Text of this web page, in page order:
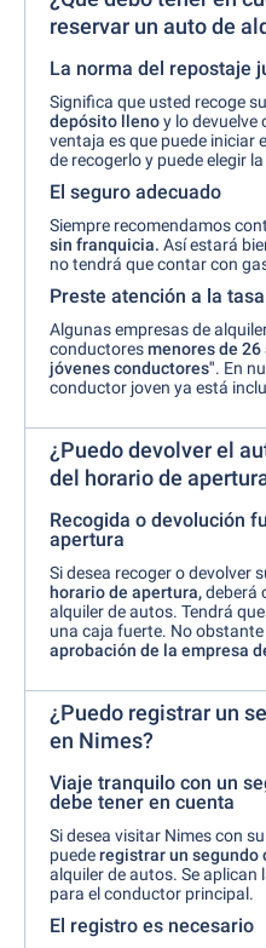
reservar un auto de
La norma del repostaje
Significa que usted recoge
depósito llenoy lo devuelve
ventaja es que puede iniciar
de recogerlo y puede elegir
El seguro adecuado
Siempre recomendamos
sin franquicia. Así estará
no tendrá que contar con
Preste atención a la
Algunas empresas de
conductoresmenores de 26
jóvenes conductores". En
conductor joven ya está
¿Puedo devolver el
del horario de
Recogida o devolución
apertura
Si desea recoger o devolver
horario de apertura,deberá
alquiler de autos. Tendrá
una caja fuerte. No
aprobación de la empresa
¿Puedo registrar un
en Nimes?
Viaje tranquilo con un
debe tener en cuenta
Si desea visitar Nimes con
puederegistrar un segundo
alquiler de autos. Se
para el conductor principal.
El registro es necesario